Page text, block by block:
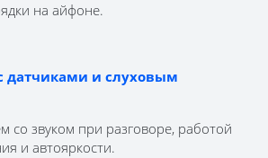
на айфоне.
датчиками и слуховым
со звуком при разговоре, работой
и автояркости.